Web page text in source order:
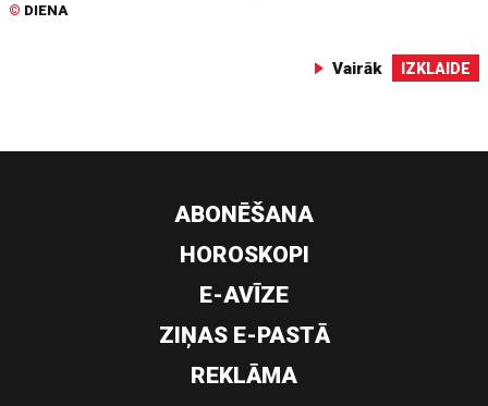
© DIENA
Vairāk IZKLAIDE
ABONĒŠANA
HOROSKOPI
E-AVĪZE
ZIŅAS E-PASTĀ
REKLĀMA